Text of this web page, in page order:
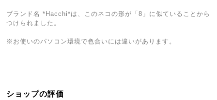
ブランド名 *Hacchi*は、このネコの形が「8」に似ていることから
つけられました。
※お使いのパソコン環境で色合いには違いがあります。
ショップの評価